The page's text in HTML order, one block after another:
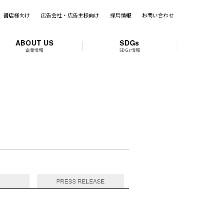
書店様向け 広告会社・広告主様向け 採用情報 お問い合わせ
ABOUT US
企業情報
SDGs
SDGs情報
PRESS RELEASE